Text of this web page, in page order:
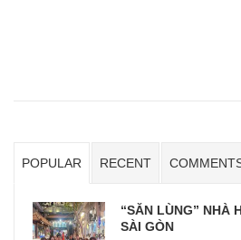
POPULAR RECENT
“SĂN LÙNG” NHÀ
SÀI GÒN